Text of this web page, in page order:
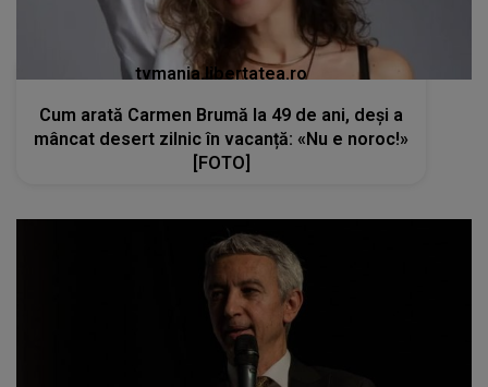
tvmania.libertatea.ro
Cum arată Carmen Brumă la 49 de ani, deși a
mâncat desert zilnic în vacanță: «Nu e noroc!»
[FOTO]